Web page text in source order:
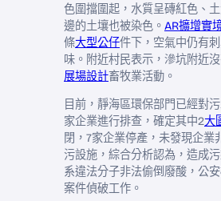
色圍擋圍起，水質呈磚紅色、
邊的土壤也被染色。 AR擴增實
條大型公仔件下，空氣中仍有
味。附近村民表示，滲坑附近
展場設計畜牧業活動。
目前，靜海區環保部門已經對
家企業進行排查，確定其中2大
閉，7家企業停產，未發現企業
污設施，綜合分析認為，造成
系違法分子非法偷倒廢酸，公
案件偵破工作。